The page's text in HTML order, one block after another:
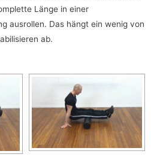
Länge in einer
ausrollen. Das hängt ein wenig von
ab.